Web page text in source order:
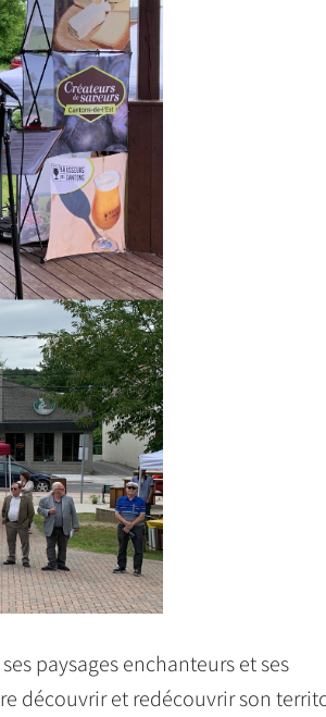
paysages enchanteurs et ses
découvrir et redécouvrir son